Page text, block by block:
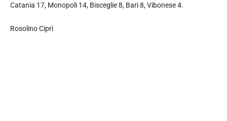
Catania 17, Monopoli 14, Bisceglie 8, Bari 8, Vibonese 4.
Rosolino Ciprì